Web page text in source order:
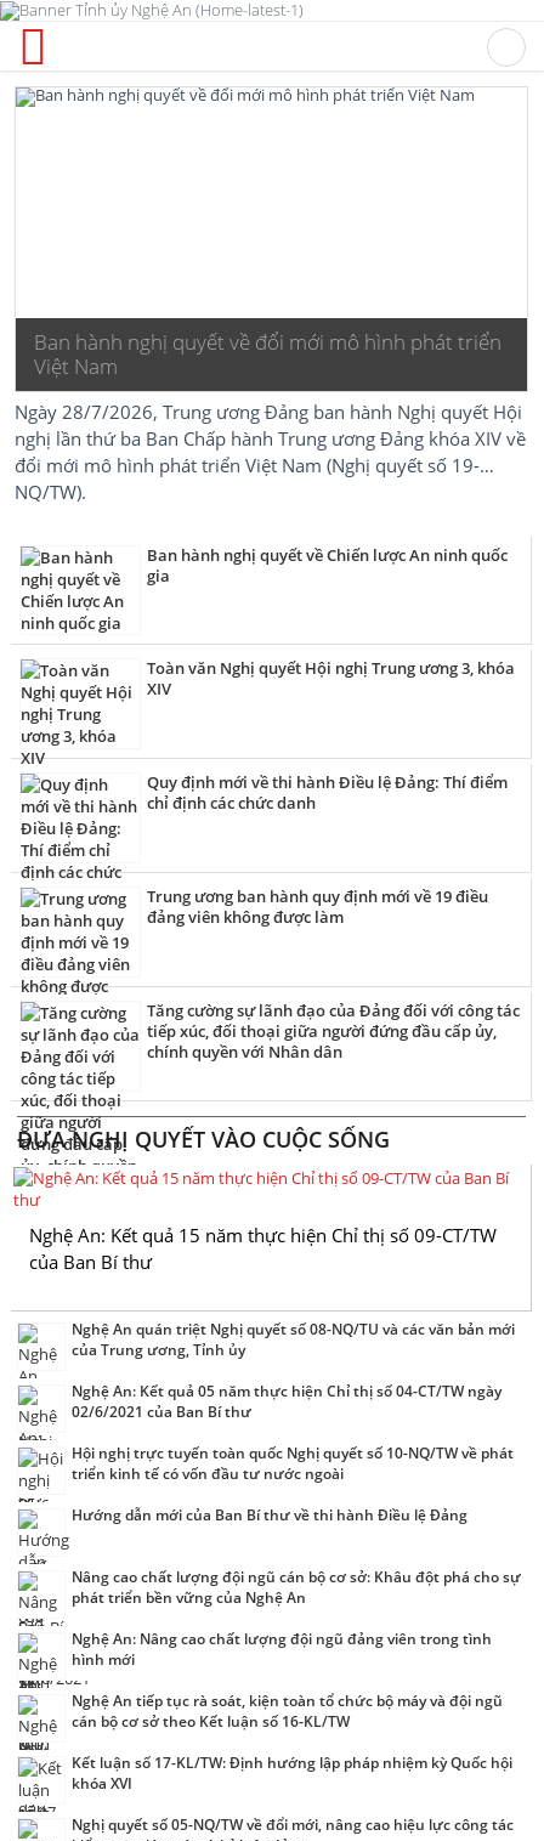
Ban hành nghị quyết về đổi mới mô hình phát triển
Việt Nam
Ngày 28/7/2026, Trung ương Đảng ban hành Nghị quyết Hội
nghị lần thứ ba Ban Chấp hành Trung ương Đảng khóa XIV về
đổi mới mô hình phát triển Việt Nam (Nghị quyết số 19-
NQ/TW).
Ban hành nghị quyết về Chiến lược An ninh quốc
gia
Toàn văn Nghị quyết Hội nghị Trung ương 3, khóa
XIV
Quy định mới về thi hành Điều lệ Đảng: Thí điểm
chỉ định các chức danh
Trung ương ban hành quy định mới về 19 điều
đảng viên không được làm
Tăng cường sự lãnh đạo của Đảng đối với công tác
tiếp xúc, đối thoại giữa người đứng đầu cấp ủy,
chính quyền với Nhân dân
ĐƯA NGHỊ QUYẾT VÀO CUỘC SỐNG
Nghệ An: Kết quả 15 năm thực hiện Chỉ thị số 09-CT/TW
của Ban Bí thư
Nghệ An quán triệt Nghị quyết số 08-NQ/TU và các văn bản mới
của Trung ương, Tỉnh ủy
Nghệ An: Kết quả 05 năm thực hiện Chỉ thị số 04-CT/TW ngày
02/6/2021 của Ban Bí thư
Hội nghị trực tuyến toàn quốc Nghị quyết số 10-NQ/TW về phát
triển kinh tế có vốn đầu tư nước ngoài
Hướng dẫn mới của Ban Bí thư về thi hành Điều lệ Đảng
Nâng cao chất lượng đội ngũ cán bộ cơ sở: Khâu đột phá cho sự
phát triển bền vững của Nghệ An
Nghệ An: Nâng cao chất lượng đội ngũ đảng viên trong tình
hình mới
Nghệ An tiếp tục rà soát, kiện toàn tổ chức bộ máy và đội ngũ
cán bộ cơ sở theo Kết luận số 16-KL/TW
Kết luận số 17-KL/TW: Định hướng lập pháp nhiệm kỳ Quốc hội
khóa XVI
Nghị quyết số 05-NQ/TW về đổi mới, nâng cao hiệu lực công tác